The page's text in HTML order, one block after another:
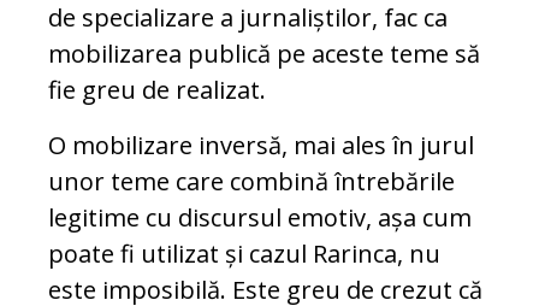
de specializare a jurnaliștilor, fac ca
mobilizarea publică pe aceste teme să
fie greu de realizat.
O mobilizare inversă, mai ales în jurul
unor te­me care combină întrebările
legitime cu dis­cur­sul emotiv, așa cum
poate fi utilizat și ca­zul Rarinca, nu
este imposibilă. Este greu de crezut că